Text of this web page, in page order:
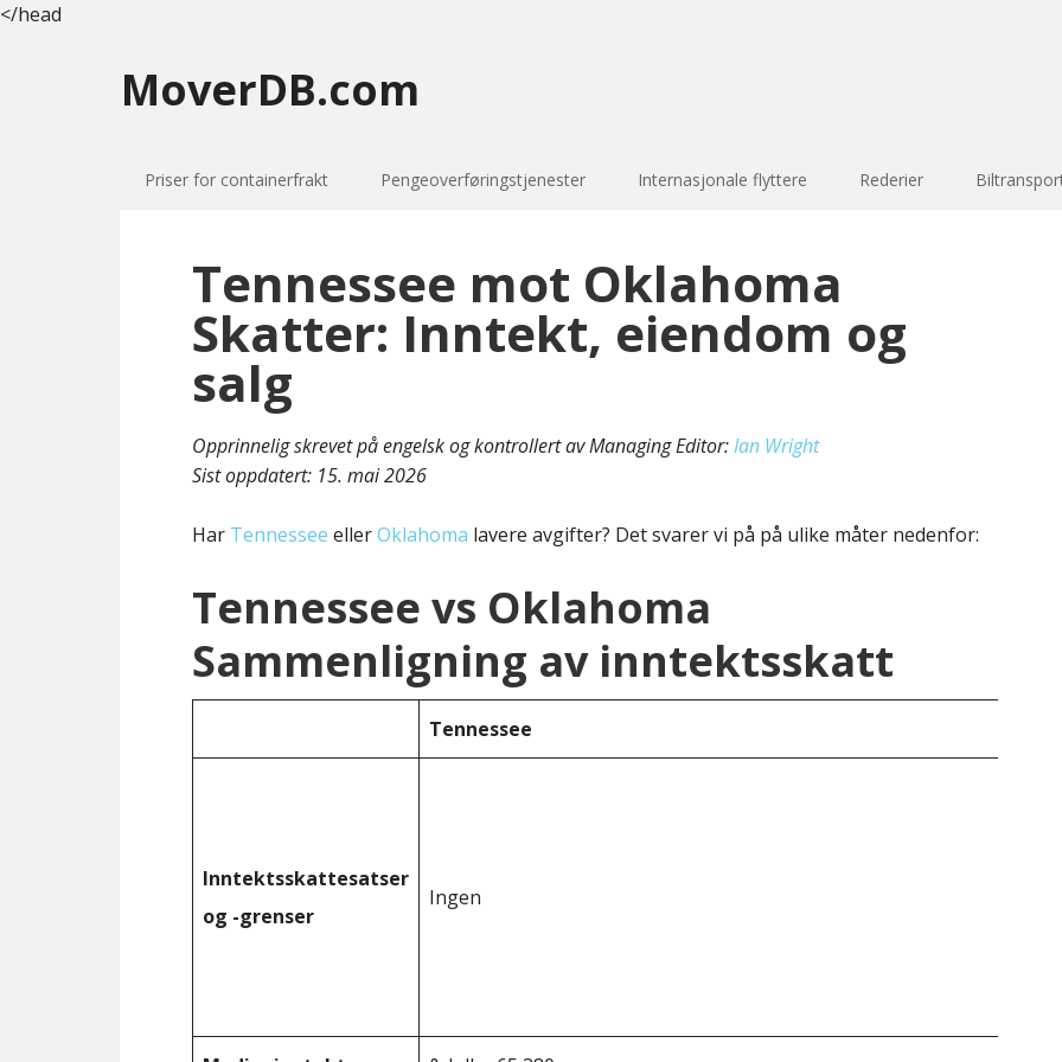
</head
MoverDB.com
Priser for containerfrakt Pengeoverføringstjenester Internasjonale flyttere Rederier
Tennessee mot Oklahoma
Skatter: Inntekt, eiendom og
salg
Opprinnelig skrevet på engelsk og kontrollert av Managing Editor:Ian Wright
Sist oppdatert: 15. mai 2026
Har Tennessee ellerOklahoma lavere avgifter? Det svarer vi på på ulike måter nedenfor:
Tennessee vs Oklahoma
Sammenligning av inntektsskatt
Tennessee
Inntektsskattesatser
og -grenser
Ingen